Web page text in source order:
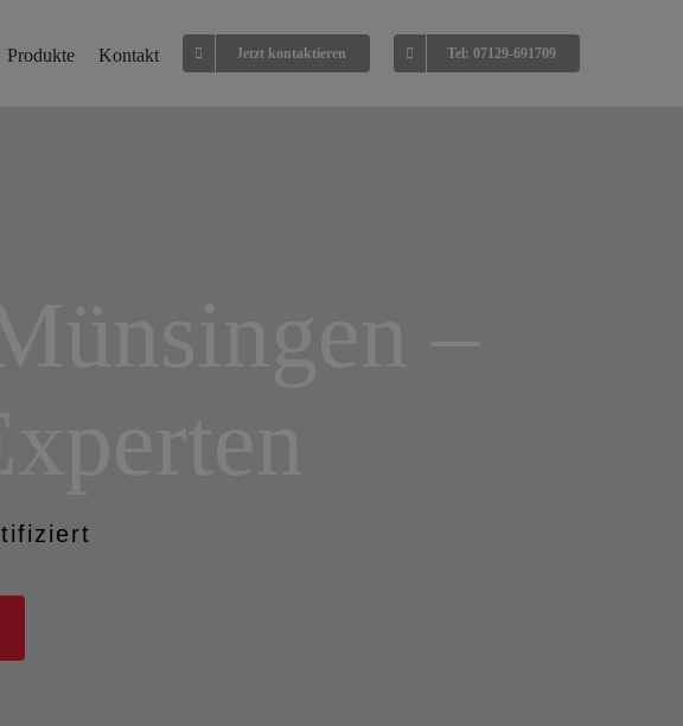
Produkte Kontakt Jetzt kontaktieren Tel: 07129-691709